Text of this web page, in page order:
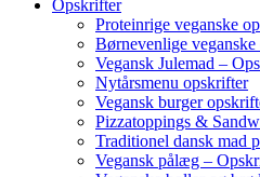
Opskrifter
Proteinrige veganske
Børnevenlige
Vegansk Julemad –
Nytårsmenu opskrifter
Vegansk burger
Pizzatoppings &
Traditionel dansk mad
Vegansk pålæg –